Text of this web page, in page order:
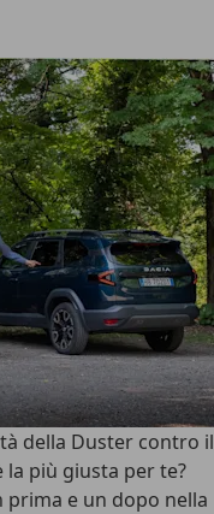
della Duster contro il
più giusta per te?
prima e un dopo nella